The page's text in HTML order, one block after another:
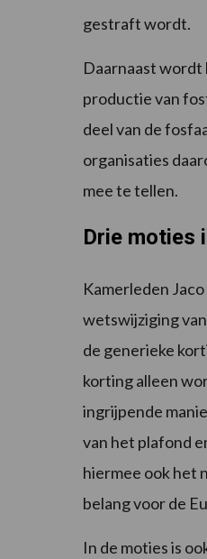
gestraft wordt.
Daarnaast
productie van
deel van de
organisaties
mee te tellen.
Drie moties
Kamerleden
wetswijziging
de generieke
korting alleen
ingrijpende
van het plafond
hiermee ook het
belang voor de
In de moties is